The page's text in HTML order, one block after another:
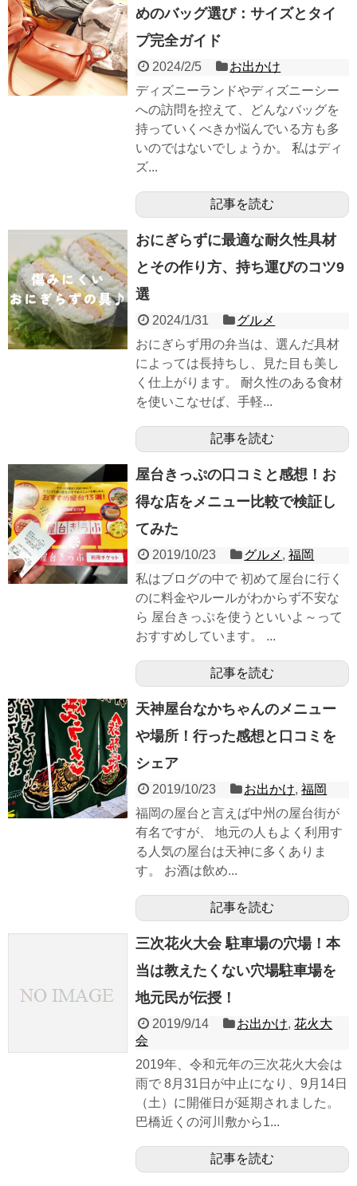
めのバッグ選び：サイズとタイ
プ完全ガイド
2024/2/5
お出かけ
ディズニーランドやディズニーシー
への訪問を控えて、どんなバッグを
持っていくべきか悩んでいる方も多
いのではないでしょうか。 私はディ
ズ...
記事を読む
おにぎらずに最適な耐久性具材
とその作り方、持ち運びのコツ9
選
2024/1/31
グルメ
おにぎらず用の弁当は、選んだ具材
によっては長持ちし、見た目も美し
く仕上がります。 耐久性のある食材
を使いこなせば、手軽...
記事を読む
屋台きっぷの口コミと感想！お
得な店をメニュー比較で検証し
てみた
2019/10/23 グルメ ,福岡
私はブログの中で 初めて屋台に行く
のに料金やルールがわからず不安な
ら 屋台きっぷを使うといいよ～って
おすすめしています。 ...
記事を読む
天神屋台なかちゃんのメニュー
や場所！行った感想と口コミを
シェア
2019/10/23 お出かけ,福岡
福岡の屋台と言えば中州の屋台街が
有名ですが、 地元の人もよく利用す
る人気の屋台は天神に多くありま
す。 お酒は飲め...
記事を読む
三次花火大会 駐車場の穴場！本
当は教えたくない穴場駐車場を
地元民が伝授！
2019/9/14 お出かけ,花火大
会
2019年、令和元年の三次花火大会は
雨で 8月31日が中止になり、9月14日
（土）に開催日が延期されました。
巴橋近くの河川敷から1...
記事を読む